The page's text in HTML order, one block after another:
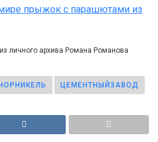
прыжок с парашютами из
личного архива Романа Романова
ЦЕМЕНТНЫЙЗАВОД